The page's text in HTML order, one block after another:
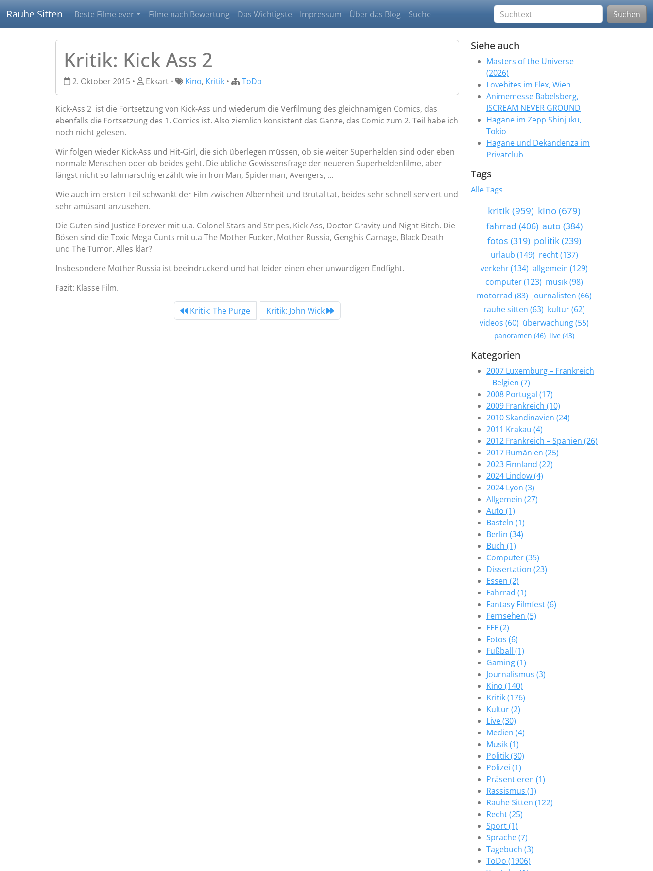
Rauhe Sitten Beste Filme ever Filme nach Bewertung Das Wichtigste Impressum Über das Blog Suche Suchen
Kritik: Kick Ass 2
2. Oktober 2015 • Ekkart • Kino, Kritik • ToDo
Kick-Ass 2 ist die Fortsetzung von Kick-Ass und wiederum die Verfilmung des gleichnamigen Comics, das
ebenfalls die Fortsetzung des 1. Comics ist. Also ziemlich konsistent das Ganze, das Comic zum 2. Teil habe ich
noch nicht gelesen.
Wir folgen wieder Kick-Ass und Hit-Girl, die sich überlegen müssen, ob sie weiter Superhelden sind oder eben
normale Menschen oder ob beides geht. Die übliche Gewissensfrage der neueren Superheldenfilme, aber
längst nicht so lahmarschig erzählt wie in Iron Man, Spiderman, Avengers, …
Wie auch im ersten Teil schwankt der Film zwischen Albernheit und Brutalität, beides sehr schnell serviert und
sehr amüsant anzusehen.
Die Guten sind Justice Forever mit u.a. Colonel Stars and Stripes, Kick-Ass, Doctor Gravity und Night Bitch. Die
Bösen sind die Toxic Mega Cunts mit u.a The Mother Fucker, Mother Russia, Genghis Carnage, Black Death
und The Tumor. Alles klar?
Insbesondere Mother Russia ist beeindruckend und hat leider einen eher unwürdigen Endfight.
Fazit: Klasse Film.
Kritik: The Purge Kritik: John Wick
Siehe auch
Masters of the Universe
(2026)
Lovebites im Flex, Wien
Animemesse Babelsberg,
ISCREAM NEVER GROUND
Hagane im Zepp Shinjuku,
Tokio
Hagane und Dekandenza im
Privatclub
Tags
Alle Tags...
kritik (959) kino (679)
fahrrad (406) auto (384)
fotos (319) politik (239)
urlaub (149) recht (137)
verkehr (134) allgemein (129)
computer (123) musik (98)
motorrad (83) journalisten (66)
rauhe sitten (63) kultur (62)
videos (60) überwachung (55)
panoramen (46) live (43)
Kategorien
2007 Luxemburg – Frankreich
– Belgien (7)
2008 Portugal (17)
2009 Frankreich (10)
2010 Skandinavien (24)
2011 Krakau (4)
2012 Frankreich – Spanien (26)
2017 Rumänien (25)
2023 Finnland (22)
2024 Lindow (4)
2024 Lyon (3)
Allgemein (27)
Auto (1)
Basteln (1)
Berlin (34)
Buch (1)
Computer (35)
Dissertation (23)
Essen (2)
Fahrrad (1)
Fantasy Filmfest (6)
Fernsehen (5)
FFF (2)
Fotos (6)
Fußball (1)
Gaming (1)
Journalismus (3)
Kino (140)
Kritik (176)
Kultur (2)
Live (30)
Medien (4)
Musik (1)
Politik (30)
Polizei (1)
Präsentieren (1)
Rassismus (1)
Rauhe Sitten (122)
Recht (25)
Sport (1)
Sprache (7)
Tagebuch (3)
ToDo (1906)